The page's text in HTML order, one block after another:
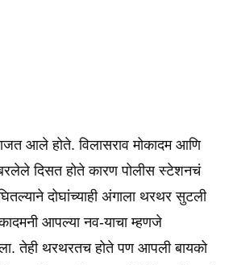
आले होते. विलासराव मोकादम आणि
दिसत होते कारण पोलीस स्टेशनचं
दोघांच्याही अंगाला थरथर सुटली
आपल्या नव-याचा म्हणजे
तेही थरथरतच होते पण आपली बायको